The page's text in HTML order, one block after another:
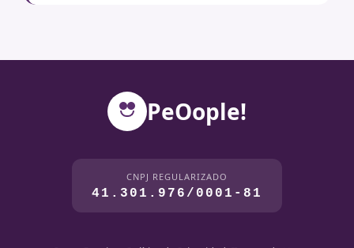
PeOople!
CNPJ REGULARIZADO
41.301.976/0001-81